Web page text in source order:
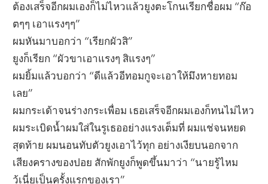
ต้องเสร็จอีกผมเองก็ไม่ไหวแล้วยูงตะโกนเรียกชื่อผม “ก๊อ
ตๆๆ เอาแรงๆๆ”
ผมหันมาบอกว่า “เรียกผัวสิ”
ยูงก็เรียก “ผัวขาเอาแรงๆ สิแรงๆ”
ผมยิ้มแล้วบอกว่า “ดีแล้วอีทอมกูจะเอาให้มึงหายทอม
เลย”
ผมกระเด้าจนร่างกระเพื่อม เธอเสร็จอีกผมเองก็ทนไม่ไหว
ผมระเบิดน้ำผมใส่ในรูเธออย่างแรงเต็มที่ ผมแช่จนหยด
สุดท้าย ผมนอนทับตัวยูงเอาไว้ทุก อย่างเงียบนอกจาก
เสียงครางของปอย สักพักยูงก็พูดขึ้นมาว่า “นายรู้ไหม
ว้เนี่ยเป็นครั้งแรกของเรา”